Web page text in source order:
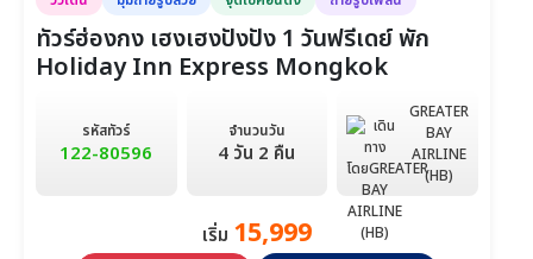
ทัวร์ฮ่องกง เฮงเฮงปังปัง 1 วันฟรีเดย์ พัก
Holiday Inn Express Mongkok
รหัสทัวร์
122-80596
จำนวนวัน
4 วัน 2 คืน
GREATER
BAY
AIRLINE
(HB)
เริ่ม 15,999